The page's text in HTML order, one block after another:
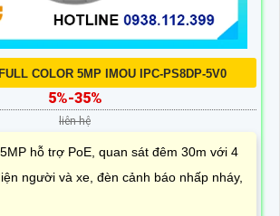
COLOR 5MP IMOU IPC-PS8DP-5V0
5%-35%
liên hệ
hỗ trợ PoE, quan sát đêm 30m với 4
người và xe, đèn cảnh báo nhấp nháy,